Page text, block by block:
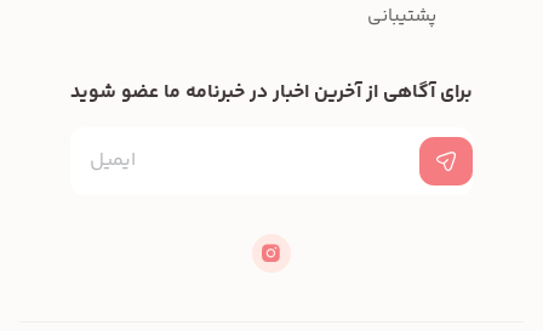
پشتیبانی
برای آگاهی از آخرین اخبار در خبرنامه ما عضو شوید